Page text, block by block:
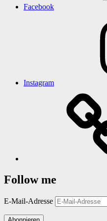
Facebook
Instagram
Follow me
E-Mail-Adresse